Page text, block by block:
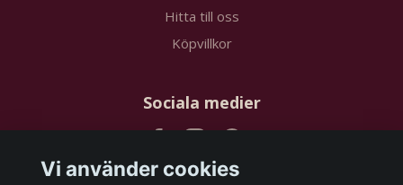
Hitta till oss
Köpvillkor
Sociala medier
Vi använder cookies